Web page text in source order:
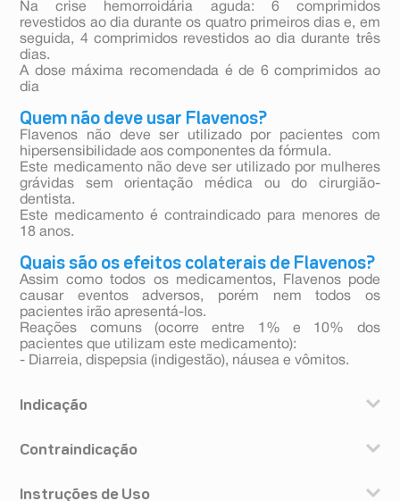
Na crise hemorroidária aguda: 6 comprimidos
revestidos ao dia durante os quatro primeiros dias e, em
seguida, 4 comprimidos revestidos ao dia durante três
dias.
A dose máxima recomendada é de 6 comprimidos ao
dia
Quem não deve usar Flavenos?
Flavenos não deve ser utilizado por pacientes com
hipersensibilidade aos componentes da fórmula.
Este medicamento não deve ser utilizado por mulheres
grávidas sem orientação médica ou do cirurgião-
dentista.
Este medicamento é contraindicado para menores de
18 anos.
Quais são os efeitos colaterais de Flavenos?
Assim como todos os medicamentos, Flavenos pode
causar eventos adversos, porém nem todos os
pacientes irão apresentá-los.
Reações comuns (ocorre entre 1% e 10% dos
pacientes que utilizam este medicamento):
- Diarreia, dispepsia (indigestão), náusea e vômitos.
Indicação
- No tratamento das manifestações da insuficiência
Contraindicação
hipersensibilidade aos componentes da fórmula. Este
Instruções de Uso